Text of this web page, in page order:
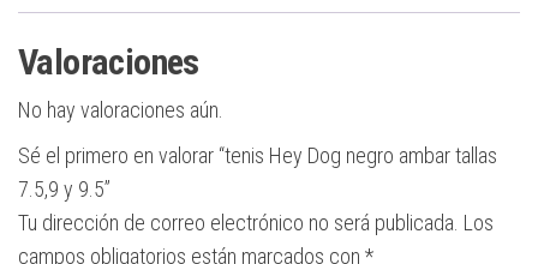
9.5
cantidad
Valoraciones
No hay valoraciones aún.
Sé el primero en valorar “tenis Hey Dog negro ambar tallas
7.5,9 y 9.5”
Tu dirección de correo electrónico no será publicada. Los
campos obligatorios están marcados con *